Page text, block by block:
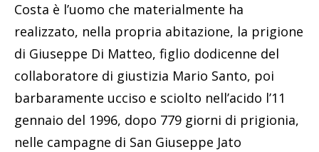
Costa è l’uomo che materialmente ha
realizzato, nella propria abitazione, la prigione
di Giuseppe Di Matteo, figlio dodicenne del
collaboratore di giustizia Mario Santo, poi
barbaramente ucciso e sciolto nell’acido l’11
gennaio del 1996, dopo 779 giorni di prigionia,
nelle campagne di San Giuseppe Jato